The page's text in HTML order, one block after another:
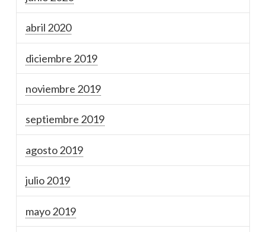
abril 2020
diciembre 2019
noviembre 2019
septiembre 2019
agosto 2019
julio 2019
mayo 2019